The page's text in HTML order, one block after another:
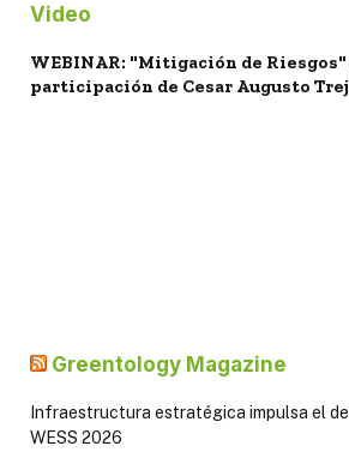
Video
WEBINAR: "Mitigación de
participación de Cesar Augusto
Greentology Magazine
Infraestructura estratégica impulsa el
WESS 2026